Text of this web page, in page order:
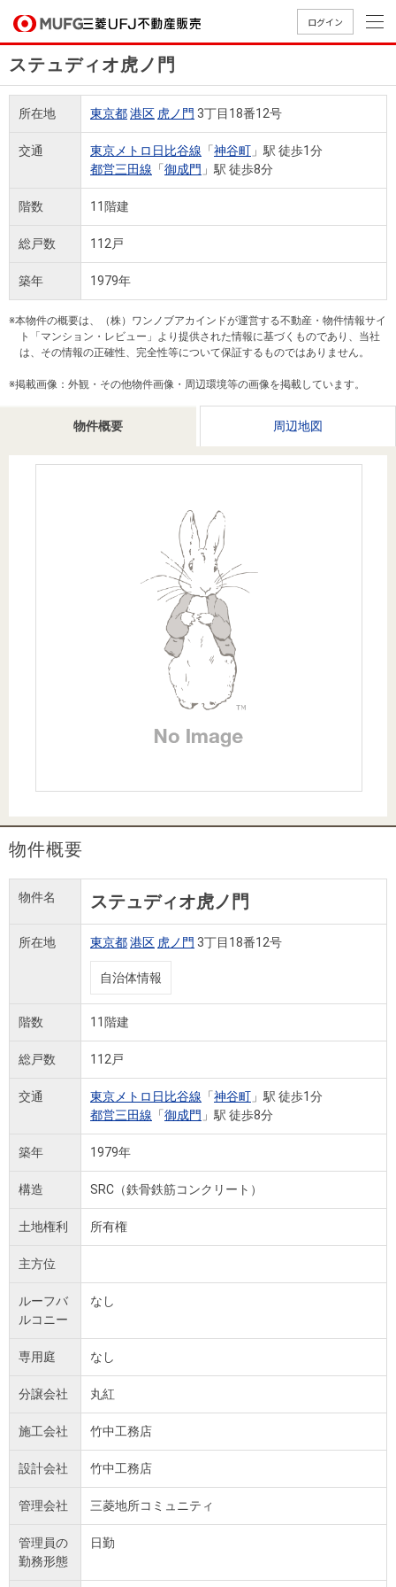
ログイン
買いたいTOP
中古
マン
ショ
ンを
探す
築・
中古
一戸
建て
を探
住宅ロー
ンシミュ
レーショ
住まいと
暮らしの
税金の本
ック）
購入ガイ
ド
売りたいTOP
無
料
査
定
却
相
談
売却
周辺相場
検索
ック）
売却ガイ
ド
店舗案内TOP
店舗のご
案内（首
都圏）
案内（名
古屋）
案内（関
西）
会社情報TOP
ごあいさ
つ
要
Way
経営ビジ
ョン
組織図
役員一
覧
ニュース
採用情報TOP
新卒採用
情報
採用情報
買いたい
売りたい
採用情報
法人のお客さま
提携企業にお勤めの方
ステュディオ虎ノ門
物件概要 周辺地図
所在地 東京都港区 虎ノ門 3丁目18番12号
交通 東京メトロ日比谷線 「神谷町 」駅 徒歩1分
都営三田線 「御成門 」駅 徒歩8分
階数 11階建
総戸数 112戸
築年 1979年
※本物件の概要は、（株）ワンノブアカインドが運営する不動産・物件情報サイ
ト「マンション・レビュー」より提供された情報に基づくものであり、当社
は、その情報の正確性、完全性等について保証するものではありません。
※掲載画像：外観・その他物件画像・周辺環境等の画像を掲載しています。
物件概要
物件名 ステュディオ虎ノ門
所在地 東京都港区 虎ノ門 3丁目18番12号
自治体情報
階数 11階建
総戸数 112戸
交通 東京メトロ日比谷線 「神谷町 」駅 徒歩1分
都営三田線 「御成門 」駅 徒歩8分
築年 1979年
構造 SRC（鉄骨鉄筋コンクリート）
土地権利 所有権
主方位
ルーフバ
ルコニー
なし
専用庭 なし
分譲会社 丸紅
施工会社 竹中工務店
設計会社 竹中工務店
管理会社 三菱地所コミュニティ
管理員の
勤務形態
日勤